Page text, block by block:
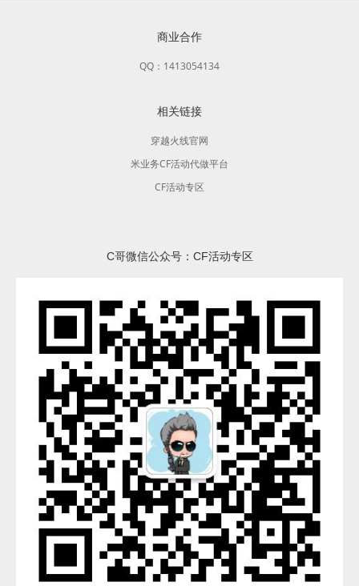
商业合作
QQ：1413054134
相关链接
穿越火线官网
米业务CF活动代做平台
CF活动专区
C哥微信公众号：CF活动专区